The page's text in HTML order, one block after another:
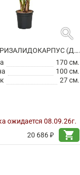
search
АРЕКА ХРИЗАЛИДОКАРПУС (ДИПСИС ЖЕЛТОВАТЫЙ)
170 см.
100 см.
27 см.
ожидается 08.09.26г.
20 686 ₽
shopping_cart